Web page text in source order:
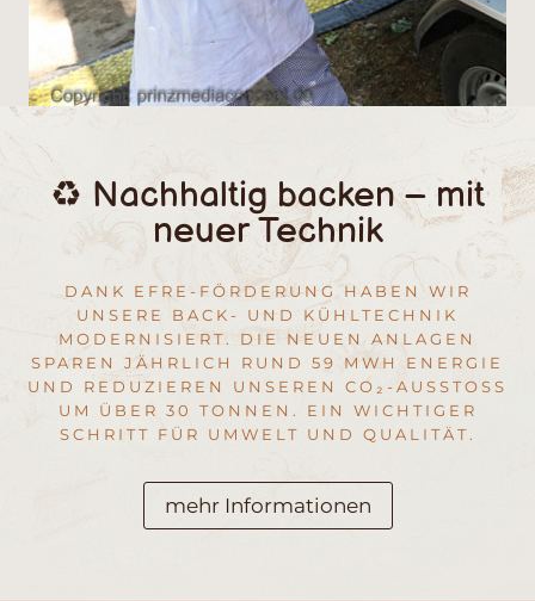
♻️ Nachhaltig backen – mit
neuer Technik
DANK EFRE-FÖRDERUNG HABEN WIR
UNSERE BACK- UND KÜHLTECHNIK
MODERNISIERT. DIE NEUEN ANLAGEN
SPAREN JÄHRLICH RUND 59 MWH ENERGIE
UND REDUZIEREN UNSEREN CO₂-AUSSTOSS U
M ÜBER 30 TONNEN. EIN WICHTIGER S
CHRITT FÜR UMWELT UND QUALITÄT.
mehr Informationen